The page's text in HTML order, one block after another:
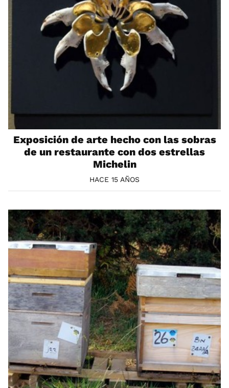
Exposición de arte hecho con las sobras
de un restaurante con dos estrellas
Michelin
HACE 15 AÑOS